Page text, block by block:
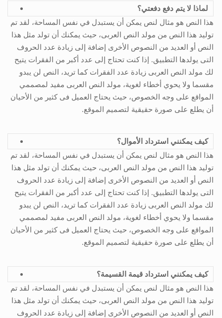
لماذا لا يتم دفع دفعتي؟
هذا النص هو مثال لنص يمكن أن يستبدل في نفس المساحة، لقد تم
توليد هذا النص من مولد النص العربى، حيث يمكنك أن تولد مثل هذا
النص أو العديد من النصوص الأخرى إضافة إلى زيادة عدد الحروف
التى يولدها التطبيق. إذا كنت تحتاج إلى عدد أكبر من الفقرات يتيح
لك مولد النص العربى زيادة عدد الفقرات كما تريد، النص لن يبدو
مقسما ولا يحوي أخطاء لغوية، مولد النص العربى مفيد لمصممي
المواقع على وجه الخصوص، حيث يحتاج العميل فى كثير من الأحيان
أن يطلع على صورة حقيقية لتصميم الموقع.
كيف يمكنني استرداد الأموال؟
هذا النص هو مثال لنص يمكن أن يستبدل في نفس المساحة، لقد تم
توليد هذا النص من مولد النص العربى، حيث يمكنك أن تولد مثل هذا
النص أو العديد من النصوص الأخرى إضافة إلى زيادة عدد الحروف
التى يولدها التطبيق. إذا كنت تحتاج إلى عدد أكبر من الفقرات يتيح
لك مولد النص العربى زيادة عدد الفقرات كما تريد، النص لن يبدو
مقسما ولا يحوي أخطاء لغوية، مولد النص العربى مفيد لمصممي
المواقع على وجه الخصوص، حيث يحتاج العميل فى كثير من الأحيان
أن يطلع على صورة حقيقية لتصميم الموقع.
كيف يمكنني استرداد قيمة القسيمة؟
هذا النص هو مثال لنص يمكن أن يستبدل في نفس المساحة، لقد تم
توليد هذا النص من مولد النص العربى، حيث يمكنك أن تولد مثل هذا
النص أو العديد من النصوص الأخرى إضافة إلى زيادة عدد الحروف